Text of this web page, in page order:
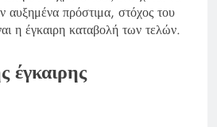
αυξημένα πρόστιμα, στόχος του
η έγκαιρη καταβολή των τελών.
έγκαιρης